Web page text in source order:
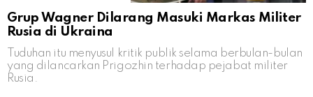
Grup Wagner Dilarang Masuki Markas Militer
Rusia di Ukraina
Tuduhan itu menyusul kritik publik selama berbulan-bulan
yang dilancarkan Prigozhin terhadap pejabat militer
Rusia.